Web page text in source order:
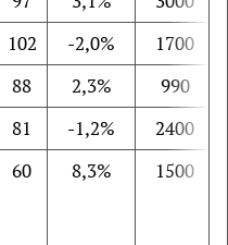
102 -2,0%
1700
88 2,3%
990
81 -1,2%
2400
60 8,3% 1500